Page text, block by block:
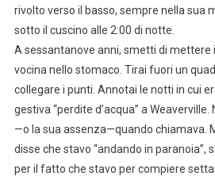
rivolto verso il basso, sempre nella sua
sotto il cuscino alle 2:00 di notte.
A sessantanove anni, smetti di mettere
vocina nello stomaco. Tirai fuori un
collegare i punti. Annotai le notti in cui
gestiva “perdite d’acqua” a
—o la sua assenza—quando chiamava.
disse che stavo “andando in paranoia”,
per il fatto che stavo per compiere